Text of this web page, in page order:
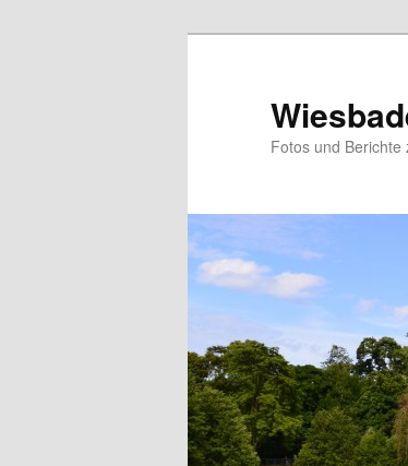
Fotos und